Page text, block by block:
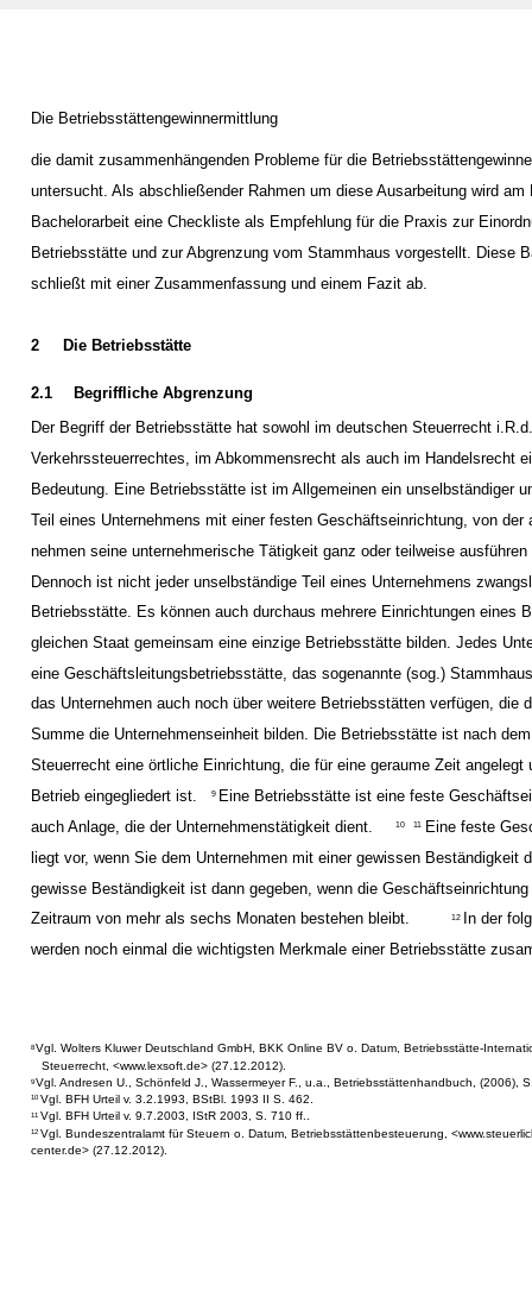
Die Betriebsstättengewinnermittlung
die damit zusammenhängenden Probleme für die
untersucht. Als abschließender Rahmen um diese Ausarbeitung wird am
Bachelorarbeit eine Checkliste als Empfehlung für die Praxis zur
Betriebsstätte und zur Abgrenzung vom Stammhaus vorgestellt. Diese
schließt mit einer Zusammenfassung und einem Fazit ab.
2 Die Betriebsstätte
2.1
Begriffliche Abgrenzung
Der Begriff der Betriebsstätte hat sowohl im deutschen Steuerrecht
Verkehrssteuerrechtes, im Abkommensrecht als auch im Handelsrecht
Bedeutung. Eine Betriebsstätte ist im Allgemeinen ein unselbständiger
Teil eines Unternehmens mit einer festen Geschäftseinrichtung, von der
nehmen seine unternehmerische Tätigkeit ganz oder teilweise ausführen
Dennoch ist nicht jeder unselbständige Teil eines Unternehmens
Betriebsstätte. Es können auch durchaus mehrere Einrichtungen eines
gleichen Staat gemeinsam eine einzige Betriebsstätte bilden. Jedes
eine Geschäftsleitungsbetriebsstätte, das sogenannte (sog.)
das Unternehmen auch noch über weitere Betriebsstätten verfügen, die
Summe die Unternehmenseinheit bilden. Die Betriebsstätte ist nach
Steuerrecht eine örtliche Einrichtung, die für eine geraume Zeit angelegt
Betrieb eingegliedert ist.
9 Eine Betriebsstätte ist eine feste
auch Anlage, die der Unternehmenstätigkeit dient.
10 11 Eine feste
liegt vor, wenn Sie dem Unternehmen mit einer gewissen Beständigkeit
gewisse Beständigkeit ist dann gegeben, wenn die Geschäftseinrichtung
Zeitraum von mehr als sechs Monaten bestehen bleibt.
12
In der
werden noch einmal die wichtigsten Merkmale einer Betriebsstätte
8Vgl. Wolters Kluwer Deutschland GmbH, BKK Online BV o. Datum, Betriebsstätte-
Steuerrecht, <www.lexsoft.de> (27.12.2012).
9Vgl. Andresen U., Schönfeld J., Wassermeyer F., u.a., Betriebsstättenhandbuch, (2006),
10 Vgl. BFH Urteil v. 3.2.1993, BStBl. 1993 II S. 462.
11 Vgl. BFH Urteil v. 9.7.2003, IStR 2003, S. 710 ff..
12 Vgl. Bundeszentralamt für Steuern o. Datum, Betriebsstättenbesteuerung,
center.de> (27.12.2012).